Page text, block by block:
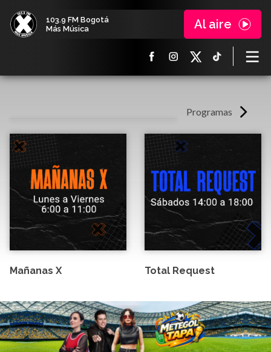
103.9 FM Bogotá
Más Música
Al aire
Programas
Mañanas X Total Request